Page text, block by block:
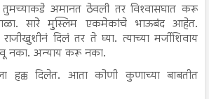
अमानत ठेवली तर विश्‍वासघात करू
सारे मुस्लिम एकमेकांचे भाऊबंद आहेत.
दिलं तर ते घ्या. त्याच्या मर्जीशिवाय
नका. अन्याय करू नका.
हक्क दिलेत. आता कोणी कुणाच्या बाबतीत